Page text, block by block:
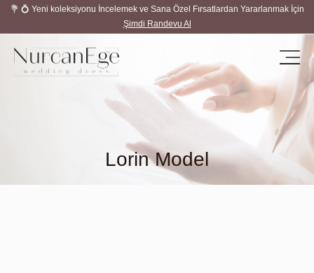
💐 💍 Yeni koleksiyonu İncelemek ve Sana Özel Fırsatlardan Yararlanmak İçin
Şimdi Randevu Al
Lorin Model